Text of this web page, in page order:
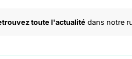
toute l'actualité dans notre